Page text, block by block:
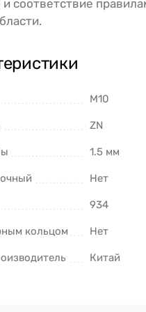
и соответствие
M10
ZN
1.5 мм
Нет
934
кольцом Нет
Китай